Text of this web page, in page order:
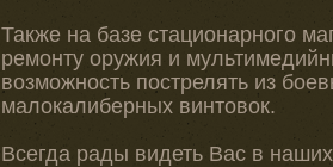
Также на базе стационарного
ремонту оружия и
возможность пострелять из
малокалиберных винтовок.
Всегда рады видеть Вас в